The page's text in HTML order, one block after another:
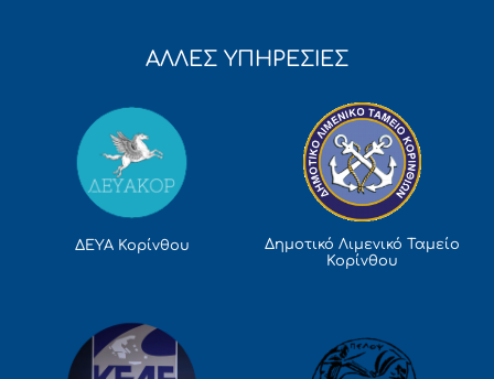
ΑΛΛΕΣ ΥΠΗΡΕΣΙΕΣ
ΔΕΥΑ Κορίνθου
Δημοτικό Λιμενικό Ταμείο
Κορίνθου